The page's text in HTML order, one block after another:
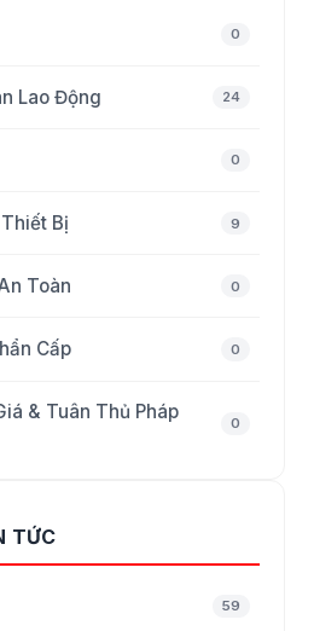
0
Lao Động 24
0
Bị 9
Toàn 0
Cấp 0
& Tuân Thủ Pháp
0
TỨC
59